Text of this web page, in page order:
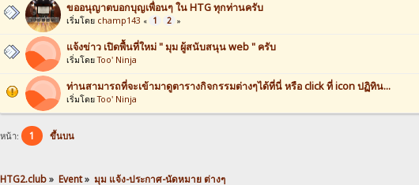
ขออนุญาตบอกบุญเพื่อนๆ ใน HTG ทุกท่านครับ
เริ่มโดย champ143 « 1 2 »
แจ้งข่าว เปิดพื้นที่ใหม่ " มุม ผู้สนับสนุน web " ครับ
เริ่มโดยToo' Ninja
ท่านสามารถที่จะเข้ามาดูตารางกิจกรรมต่างๆได้ที่นี่ หรือ click ที่ icon ปฏิทิน...
เริ่มโดยToo' Ninja
หน้า: 1 ขึ้นบน
HTG2.club» Event» มุม แจ้ง-ประกาศ-นัดหมาย ต่างๆ